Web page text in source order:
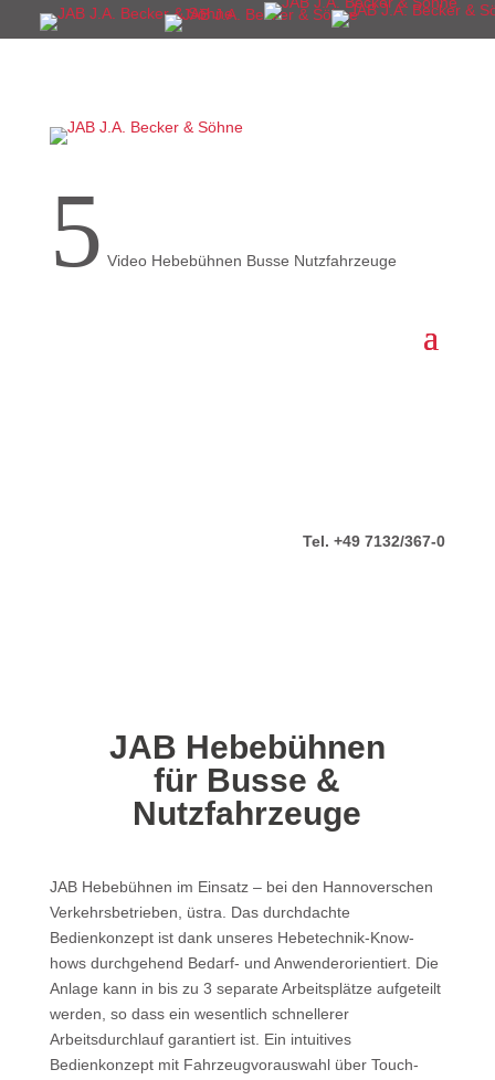
5 Video Hebebühnen Busse Nutzfahrzeuge
Tel. +49 7132/367-0
JAB Hebebühnen
für Busse &
Nutzfahrzeuge
JAB Hebebühnen im Einsatz – bei den Hannoverschen
Verkehrsbetrieben, üstra. Das durchdachte
Bedienkonzept ist dank unseres Hebetechnik-Know-
hows durchgehend Bedarf- und Anwenderorientiert. Die
Anlage kann in bis zu 3 separate Arbeitsplätze aufgeteilt
werden, so dass ein wesentlich schnellerer
Arbeitsdurchlauf garantiert ist. Ein intuitives
Bedienkonzept mit Fahrzeugvorauswahl über Touch-